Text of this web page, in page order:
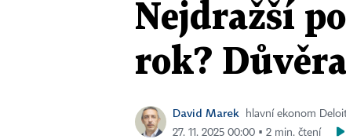
Nejdražší
rok?
David Marek
hlavní ekonom
27. 11. 2025 00:00 ▪ 2 min. čtení